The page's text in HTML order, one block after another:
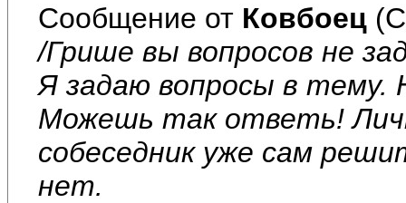
Сообщение от Ковбоец
/Грише вы вопросов не
Я задаю вопросы в тему.
Можешь так ответь!
собеседник уже сам
нет.